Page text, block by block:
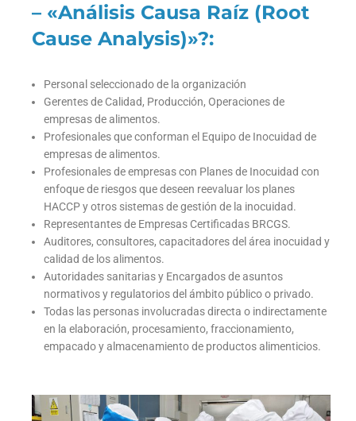
– «Análisis Causa Raíz (Root
Cause Analysis)»?:
Personal seleccionado de la organización
Gerentes de Calidad, Producción, Operaciones de
empresas de alimentos.
Profesionales que conforman el Equipo de Inocuidad de
empresas de alimentos.
Profesionales de empresas con Planes de Inocuidad con
enfoque de riesgos que deseen reevaluar los planes
HACCP y otros sistemas de gestión de la inocuidad.
Representantes de Empresas Certificadas BRCGS.
Auditores, consultores, capacitadores del área inocuidad y
calidad de los alimentos.
Autoridades sanitarias y Encargados de asuntos
normativos y regulatorios del ámbito público o privado.
Todas las personas involucradas directa o indirectamente
en la elaboración, procesamiento, fraccionamiento,
empacado y almacenamiento de productos alimenticios.